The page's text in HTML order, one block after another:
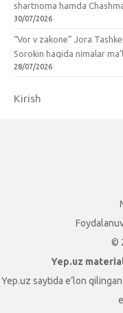
shartnoma hamda
30/07/2026
“Vor v zakone” Jora
Sorokin haqida nimalar
28/07/2026
Kirish
©
Yep.uz
Yep.uz saytida e’lon